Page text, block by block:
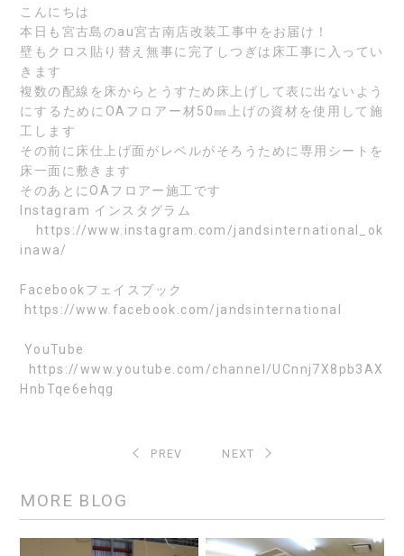
こんにちは
本日も宮古島のau宮古南店改装工事中をお届け！
壁もクロス貼り替え無事に完了しつぎは床工事に入ってい
きます
複数の配線を床からとうすため床上げして表に出ないよう
にするためにOAフロアー材50㎜上げの資材を使用して施
工します
その前に床仕上げ面がレベルがそろうために専用シートを
床一面に敷きます
そのあとにOAフロアー施工です
Instagram インスタグラム
https://www.instagram.com/jandsinternational_ok
inawa/
Facebookフェイスブック
https://www.facebook.com/jandsinternational
YouTube
https://www.youtube.com/channel/UCnnj7X8pb3AX
HnbTqe6ehqg
PREV NEXT
MORE BLOG